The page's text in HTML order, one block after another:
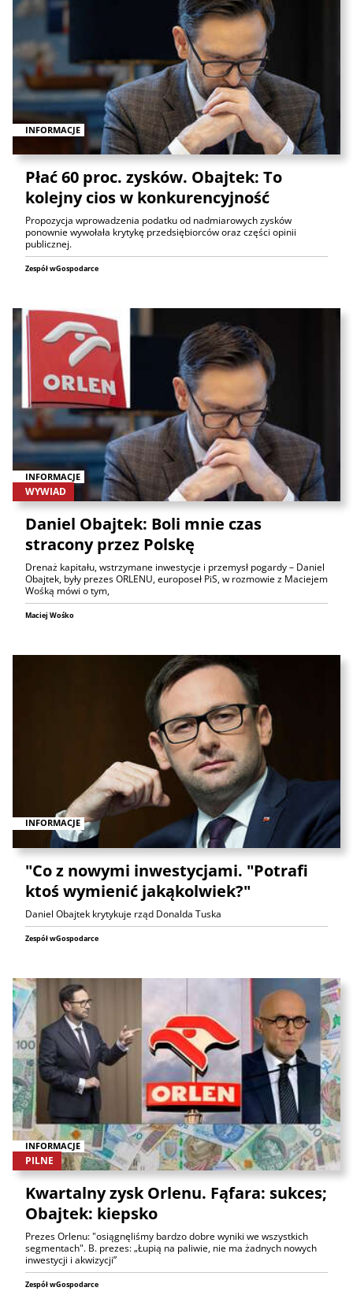
INFORMACJE
Płać 60 proc. zysków. Obajtek: To
kolejny cios w konkurencyjność
Propozycja wprowadzenia podatku od nadmiarowych zysków
ponownie wywołała krytykę przedsiębiorców oraz części opinii
publicznej.
Zespół wGospodarce
INFORMACJE
WYWIAD
Daniel Obajtek: Boli mnie czas
stracony przez Polskę
Drenaż kapitału, wstrzymane inwestycje i przemysł pogardy – Daniel
Obajtek, były prezes ORLENU, europoseł PiS, w rozmowie z Maciejem
Wośką mówi o tym,
Maciej Wośko
INFORMACJE
"Co z nowymi inwestycjami. "Potrafi
ktoś wymienić jakąkolwiek?"
Daniel Obajtek krytykuje rząd Donalda Tuska
Zespół wGospodarce
INFORMACJE
PILNE
Kwartalny zysk Orlenu. Fąfara: sukces;
Obajtek: kiepsko
Prezes Orlenu: "osiągnęliśmy bardzo dobre wyniki we wszystkich
segmentach". B. prezes: „Łupią na paliwie, nie ma żadnych nowych
inwestycji i akwizycji”
Zespół wGospodarce